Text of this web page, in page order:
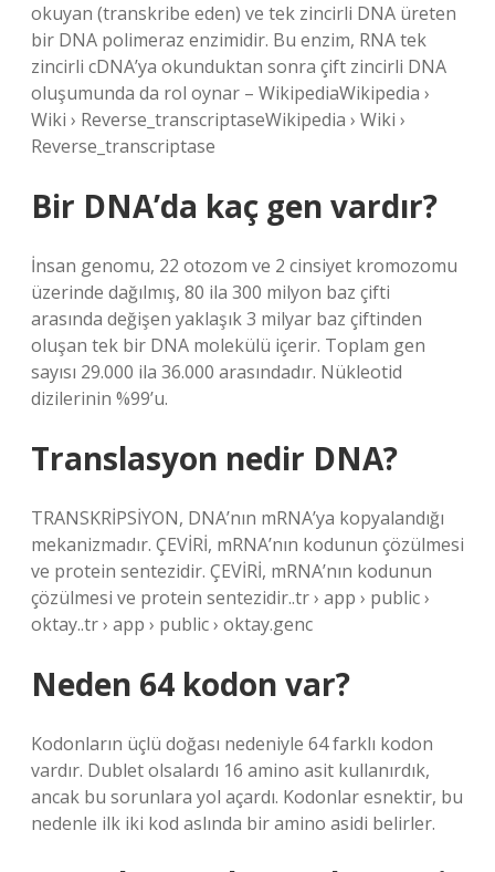
okuyan (transkribe eden) ve tek zincirli DNA üreten
bir DNA polimeraz enzimidir. Bu enzim, RNA tek
zincirli cDNA’ya okunduktan sonra çift zincirli DNA
oluşumunda da rol oynar – WikipediaWikipedia ›
Wiki › Reverse_transcriptaseWikipedia › Wiki ›
Reverse_transcriptase
Bir DNA’da kaç gen vardır?
İnsan genomu, 22 otozom ve 2 cinsiyet kromozomu
üzerinde dağılmış, 80 ila 300 milyon baz çifti
arasında değişen yaklaşık 3 milyar baz çiftinden
oluşan tek bir DNA molekülü içerir. Toplam gen
sayısı 29.000 ila 36.000 arasındadır. Nükleotid
dizilerinin %99’u.
Translasyon nedir DNA?
TRANSKRİPSİYON, DNA’nın mRNA’ya kopyalandığı
mekanizmadır. ÇEVİRİ, mRNA’nın kodunun çözülmesi
ve protein sentezidir. ÇEVİRİ, mRNA’nın kodunun
çözülmesi ve protein sentezidir..tr › app › public ›
oktay..tr › app › public › oktay.genc
Neden 64 kodon var?
Kodonların üçlü doğası nedeniyle 64 farklı kodon
vardır. Dublet olsalardı 16 amino asit kullanırdık,
ancak bu sorunlara yol açardı. Kodonlar esnektir, bu
nedenle ilk iki kod aslında bir amino asidi belirler.